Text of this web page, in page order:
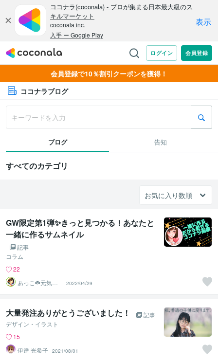
会員登録で10％割引クーポンを獲得！
ココナラブログ
ブログ 告知
すべてのカテゴリ
GW限定第1弾✨きっと見つかる！あなたと
一緒に作るサムネイル
記事
コラム
22
あっこ☘️元気届
ける小さな幸せ
店
2022/04/29
大量発注ありがとうございました！
記事
デザイン・イラスト
15
伊達 光希子 2021/08/01